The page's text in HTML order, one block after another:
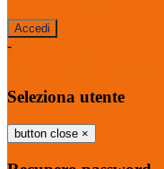
-
Seleziona utente
button close ×